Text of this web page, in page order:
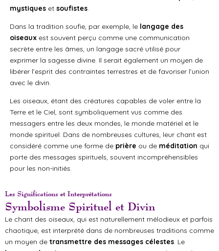
mystiques et soufistes
Dans la tradition soufie, par exemple, le langage des
oiseaux est souvent perçu comme une communication
secrète entre les âmes, un langage sacré utilisé pour
exprimer la sagesse divine. Il serait également un moyen de
libérer l’esprit des contraintes terrestres et de favoriser l’union
avec le divin.
Les oiseaux, étant des créatures capables de voler entre la
Terre et le Ciel, sont symboliquement vus comme des
messagers entre les deux mondes, le monde matériel et le
monde spirituel. Dans de nombreuses cultures, leur chant est
considéré comme une forme de prière ou de méditation qui
porte des messages spirituels, souvent incompréhensibles
pour les non-initiés.
Les Significations et Interprétations
Symbolisme Spirituel et Divin
Le chant des oiseaux, qui est naturellement mélodieux et parfois
chaotique, est interprété dans de nombreuses traditions comme
un moyen de transmettre des messages célestes. Le